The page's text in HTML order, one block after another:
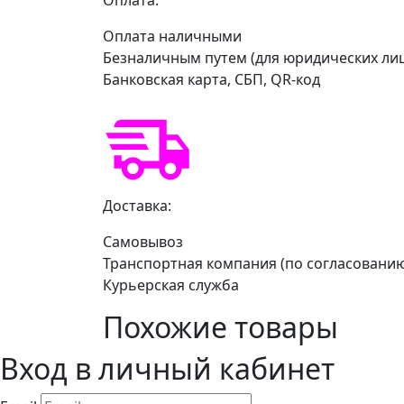
Оплата наличными
Безналичным путем (для юридических
Банковская карта, СБП, QR-код
Доставка:
Самовывоз
Транспортная компания (по
Курьерская служба
Похожие товары
Вход в личный кабинет